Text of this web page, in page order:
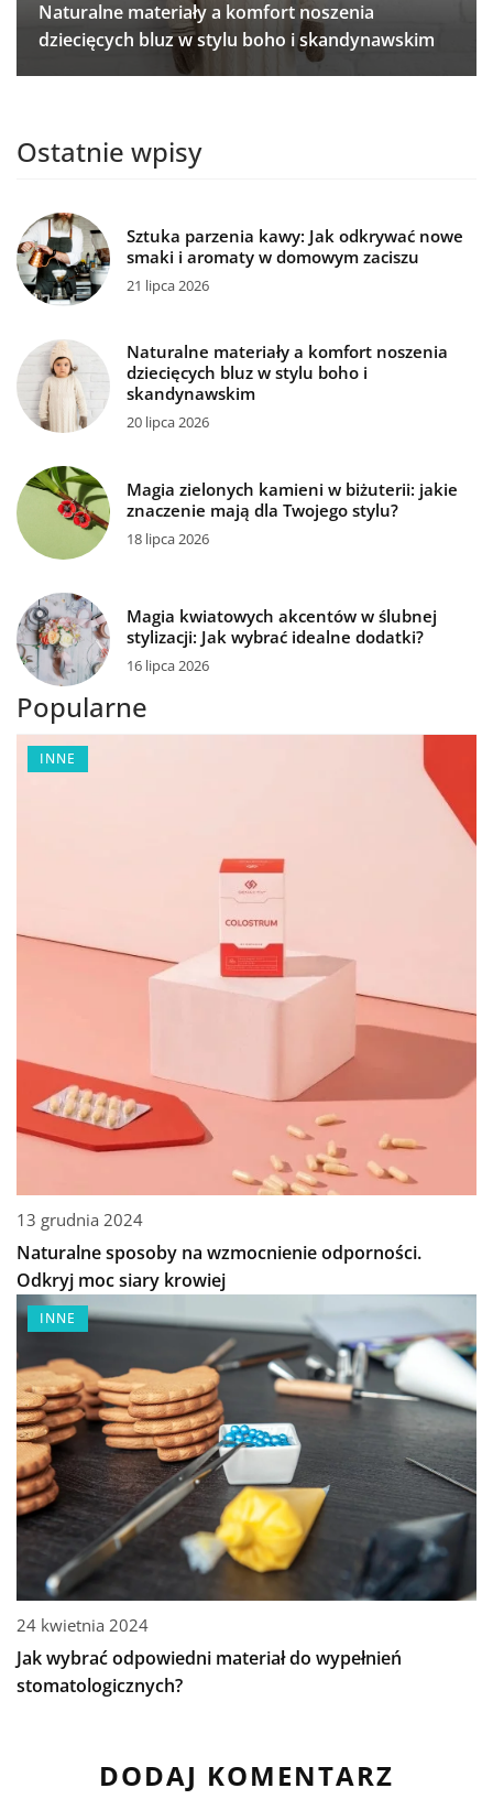
Naturalne materiały a komfort noszenia
dziecięcych bluz w stylu boho i skandynawskim
Ostatnie wpisy
Sztuka parzenia kawy: Jak odkrywać nowe
smaki i aromaty w domowym zaciszu
21 lipca 2026
Naturalne materiały a komfort noszenia
dziecięcych bluz w stylu boho i
skandynawskim
20 lipca 2026
Magia zielonych kamieni w biżuterii: jakie
znaczenie mają dla Twojego stylu?
18 lipca 2026
Magia kwiatowych akcentów w ślubnej
stylizacji: Jak wybrać idealne dodatki?
16 lipca 2026
Popularne
INNE
13 grudnia 2024
Naturalne sposoby na wzmocnienie odporności.
Odkryj moc siary krowiej
INNE
24 kwietnia 2024
Jak wybrać odpowiedni materiał do wypełnień
stomatologicznych?
DODAJ KOMENTARZ